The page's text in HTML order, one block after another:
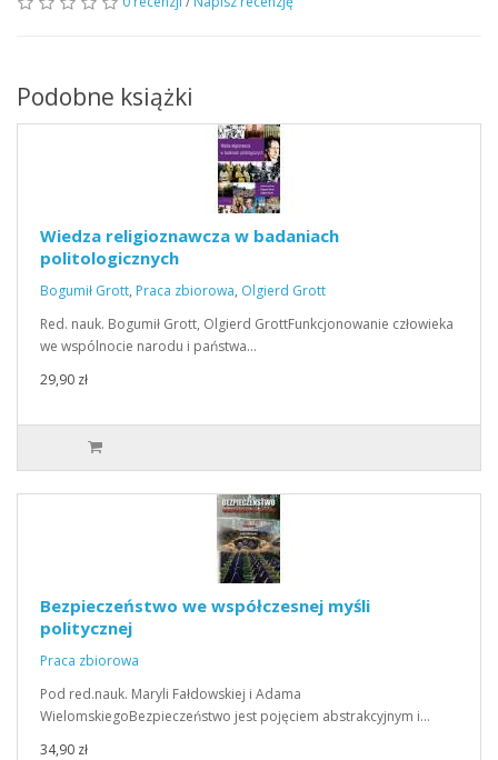
Podobne książki
Wiedza religioznawcza w badaniach
politologicznych
Bogumił Grott, Praca zbiorowa, Olgierd Grott
Red. nauk. Bogumił Grott, Olgierd GrottFunkcjonowanie człowieka
we wspólnocie narodu i państwa…
29,90 zł
Bezpieczeństwo we współczesnej myśli
politycznej
Praca zbiorowa
Pod red.nauk. Maryli Fałdowskiej i Adama
WielomskiegoBezpieczeństwo jest pojęciem abstrakcyjnym i…
34,90 zł